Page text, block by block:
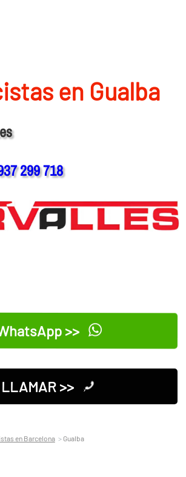
en Gualba
299 718
>>
LLAMAR >>
en Barcelona Gualba